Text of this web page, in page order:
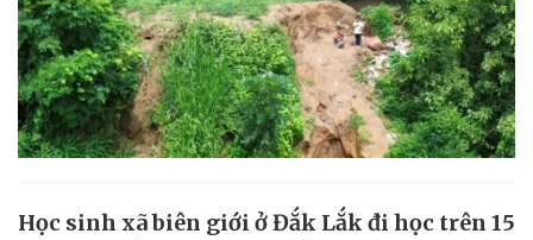
Học sinh xã biên giới ở Đắk Lắk đi học trên 15